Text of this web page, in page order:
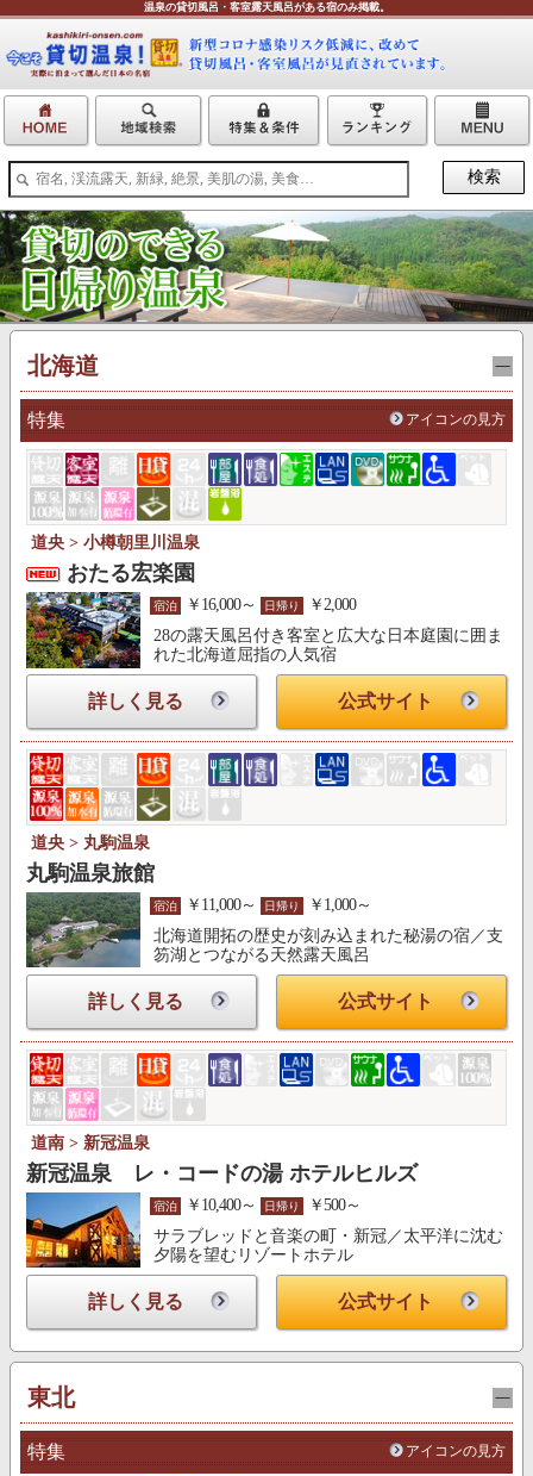
温泉の貸切風呂・客室露天風呂がある宿のみ掲載。
北海道
特集 アイコンの見方
道央 > 小樽朝里川温泉
おたる宏楽園
宿泊 ￥16,000～ 日帰り
￥2,000
28の露天風呂付き客室と広大な日本庭園に囲ま
れた北海道屈指の人気宿
詳しく見る 公式サイト
道央 > 丸駒温泉
丸駒温泉旅館
宿泊 ￥11,000～ 日帰り
￥1,000～
北海道開拓の歴史が刻み込まれた秘湯の宿／支
笏湖とつながる天然露天風呂
詳しく見る 公式サイト
道南 > 新冠温泉
新冠温泉 レ・コードの湯 ホテルヒルズ
宿泊 ￥10,400～ 日帰り
￥500～
サラブレッドと音楽の町・新冠／太平洋に沈む
夕陽を望むリゾートホテル
詳しく見る 公式サイト
東北
特集 アイコンの見方